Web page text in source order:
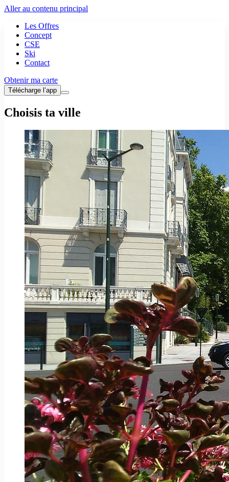
Aller au contenu principal
Les Offres
Concept
CSE
Ski
Contact
Obtenir ma carte
Télécharge l’app
Choisis ta ville